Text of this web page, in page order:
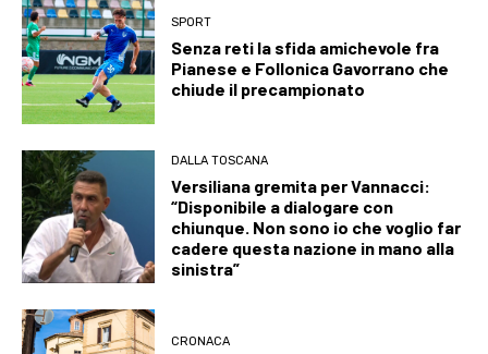
SPORT
Senza reti la sfida amichevole fra
Pianese e Follonica Gavorrano che
chiude il precampionato
DALLA TOSCANA
Versiliana gremita per Vannacci:
“Disponibile a dialogare con
chiunque. Non sono io che voglio far
cadere questa nazione in mano alla
sinistra”
CRONACA